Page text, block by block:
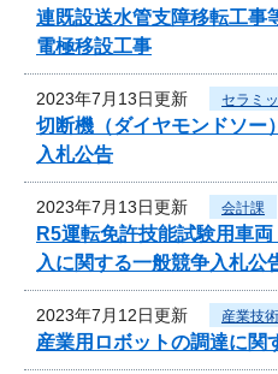
連既設送水管支障移転工
電極移設工事
2023年7月13日更新 セラミ
切断機（ダイヤモンドソー
入札公告
2023年7月13日更新 会計課
R5運転免許技能試験用車
入に関する一般競争入札公
2023年7月12日更新 産業技
産業用ロボットの調達に関